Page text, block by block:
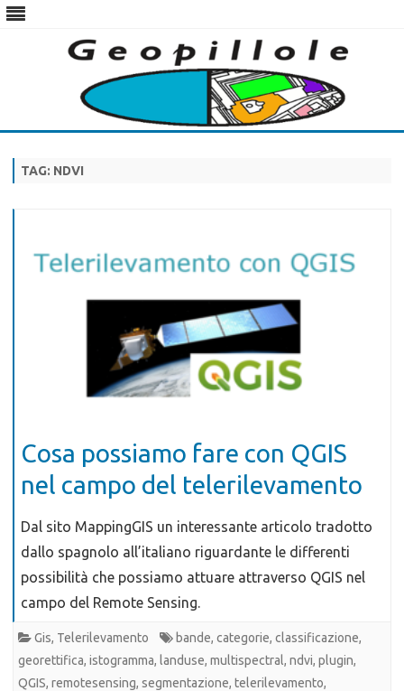
Skip
TAG: NDVI
Cosa possiamo fare con QGIS
nel campo del telerilevamento
Dal sito MappingGIS un interessante articolo tradotto
dallo spagnolo all’italiano riguardante le differenti
possibilità che possiamo attuare attraverso QGIS nel
campo del Remote Sensing.
Gis, Telerilevamento bande, categorie, classificazione,
georettifica, istogramma, landuse, multispectral, ndvi, plugin,
QGIS, remotesensing, segmentazione, telerilevamento,